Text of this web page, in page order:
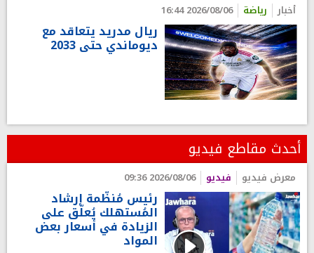
أخبار رياضة 2026/08/06 16:44
ريال مدريد يتعاقد مع
ديوماندي حتى 2033
أحدث مقاطع فيديو
معرض فيديو فيديو 2026/08/06 09:36
رئيس مُنظّمة إرشاد
المُستهلك يُعلّق على
الزيادة في أسعار بعض
المواد